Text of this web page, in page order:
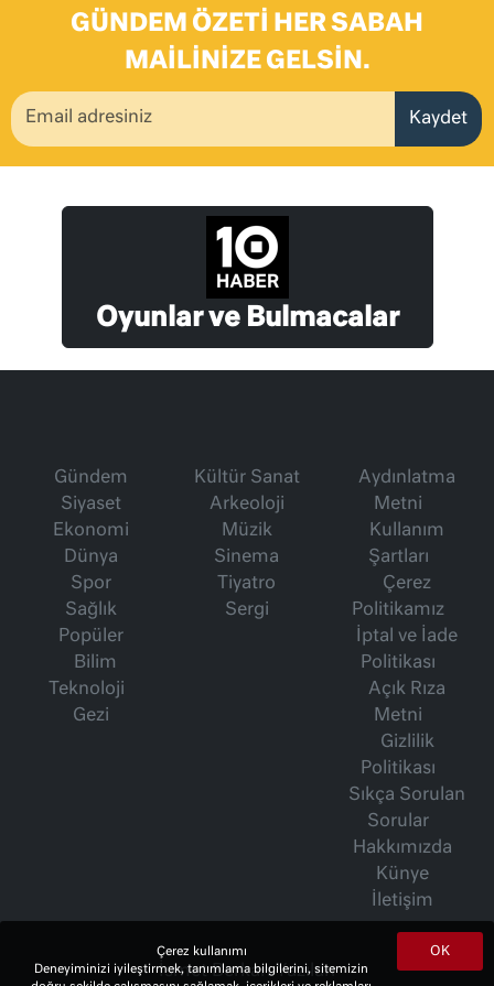
GÜNDEM ÖZETI HER SABAH
MAILINIZE GELSIN.
Kaydet
Oyunlar ve Bulmacalar
Gündem
Siyaset
Ekonomi
Dünya
Spor
Sağlık
Popüler
Bilim
Teknoloji
Gezi
Kültür Sanat
Arkeoloji
Müzik
Sinema
Tiyatro
Sergi
Aydınlatma
Metni
Kullanım
Şartları
Çerez
Politikamız
İptal ve İade
Politikası
Açık Rıza
Metni
Gizlilik
Politikası
Sıkça Sorulan
Sorular
Hakkımızda
Künye
İletişim
İsmet Berkan Yazıları
OK
Çerez kullanımı
Deneyiminizi iyileştirmek, tanımlama bilgilerini, sitemizin